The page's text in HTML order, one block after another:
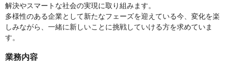
解決やスマートな社会の実現に取り組みます。
多様性のある企業として新たなフェーズを迎えている今、変化を楽
しみながら、一緒に新しいことに挑戦していける方を求めていま
す。
業務内容